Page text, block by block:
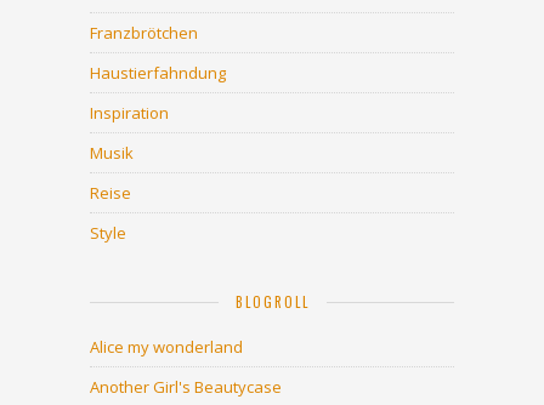
Franzbrötchen
Haustierfahndung
Inspiration
Musik
Reise
Style
BLOGROLL
Alice my wonderland
Another Girl's Beautycase